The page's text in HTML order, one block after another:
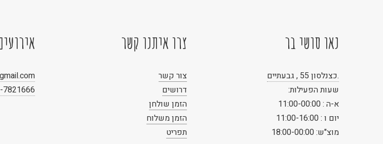
נאו סושי בר
.כצנלסון 55 , גבעתיים
שעות הפעילות:
א-ה : 11:00-00:00
יום ו : 11:00-16:00
מוצ"ש: 18:00-00:00
צרו איתנו קשר
צור קשר
דרושים
הזמן שולחן
הזמן משלוח
תפריט
7821666